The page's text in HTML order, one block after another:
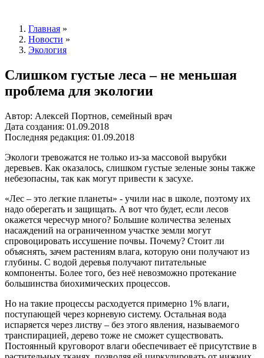
Главная »
Новости »
Экология
Слишком густые леса – не меньшая
проблема для экологии
Автор: Алексей Портнов, семейный врач
Дата создания: 01.09.2018
Последняя редакция: 01.09.2018
Экологи тревожатся не только из-за массовой вырубки
деревьев. Как оказалось, слишком густые зеленые зоны также
небезопасны, так как могут привести к засухе.
«Лес – это легкие планеты» - учили нас в школе, поэтому их
надо оберегать и защищать. А вот что будет, если лесов
окажется чересчур много? Большие количества зеленых
насаждений на ограниченном участке земли могут
спровоцировать иссушение почвы. Почему? Стоит ли
объяснять, зачем растениям влага, которую они получают из
глубины. С водой деревья получают питательные
компоненты. Более того, без неё невозможно протекание
большинства биохимических процессов.
Но на такие процессы расходуется примерно 1% влаги,
поступающей через корневую систему. Остальная вода
испаряется через листву – без этого явления, называемого
транспирацией, дерево тоже не сможет существовать.
Постоянный круговорот влаги обеспечивает её присутствие в